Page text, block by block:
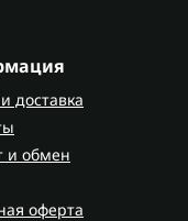
доставка
и обмен
оферта